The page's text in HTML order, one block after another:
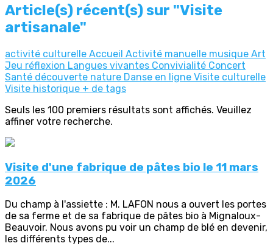
Article(s) récent(s) sur "Visite
artisanale"
activité culturelle Accueil Activité manuelle musique Art
Jeu réflexion Langues vivantes Convivialité Concert
Santé découverte nature Danse en ligne Visite culturelle
Visite historique + de tags
Seuls les 100 premiers résultats sont affichés. Veuillez
affiner votre recherche.
Visite d'une fabrique de pâtes bio le 11 mars
2026
Du champ à l'assiette : M. LAFON nous a ouvert les portes
de sa ferme et de sa fabrique de pâtes bio à Mignaloux-
Beauvoir. Nous avons pu voir un champ de blé en devenir,
les différents types de...